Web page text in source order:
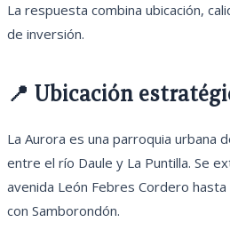
La respuesta combina ubicación,
de inversión.
📍 Ubicación
La Aurora es una parroquia urbana
entre el río Daule y La Puntilla. Se
avenida León Febres Cordero
con Samborondón.